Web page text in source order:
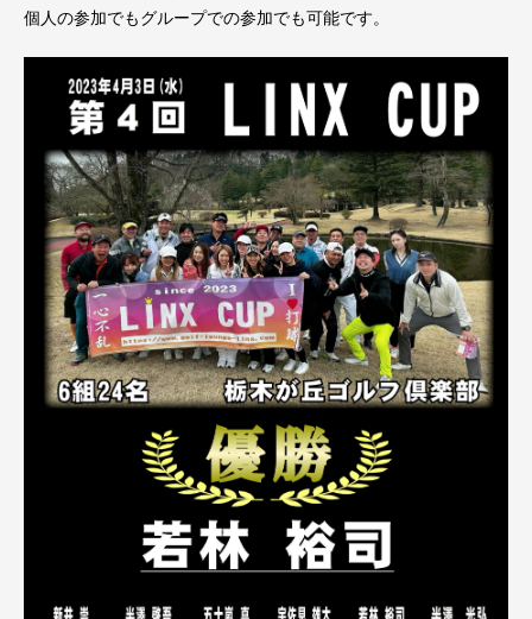
個人の参加でもグループでの参加でも可能です。